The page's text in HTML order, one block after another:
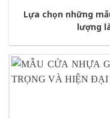
Lựa chọn những
lượng